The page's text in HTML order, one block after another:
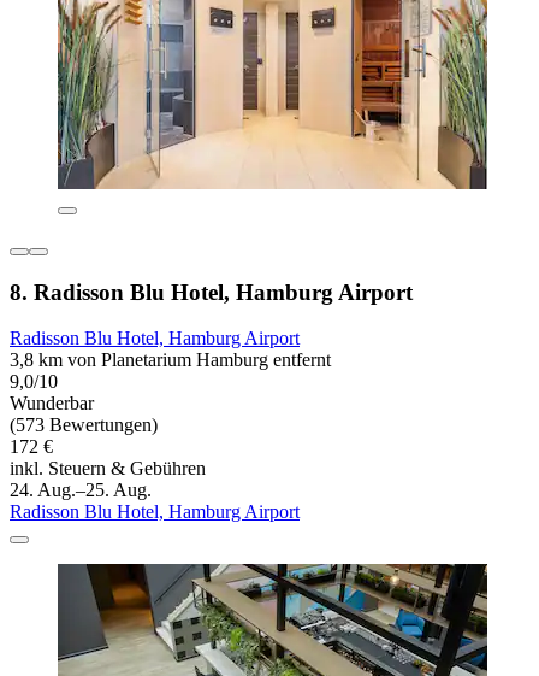
8. Radisson Blu Hotel, Hamburg Airport
Radisson Blu Hotel, Hamburg Airport
3,8 km von Planetarium Hamburg entfernt
9,0/10
Wunderbar
(573 Bewertungen)
172 €
inkl. Steuern & Gebühren
24. Aug.–25. Aug.
Radisson Blu Hotel, Hamburg Airport